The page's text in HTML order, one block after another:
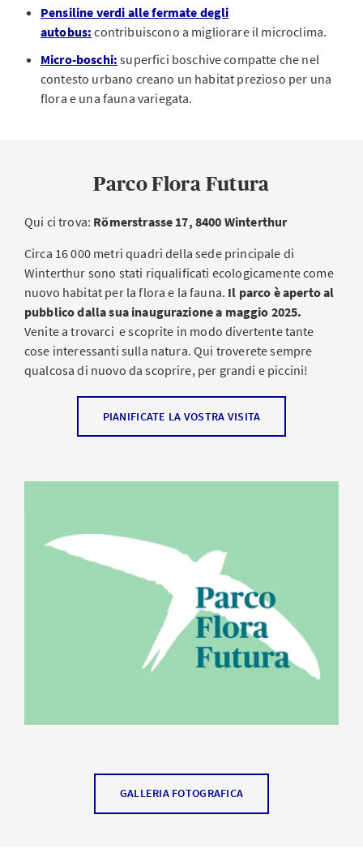
Pensiline verdi alle fermate degli
autobus: contribuiscono a migliorare il microclima.
Micro-boschi: superfici boschive compatte che nel
contesto urbano creano un habitat prezioso per una
flora e una fauna variegata.
Parco Flora Futura
Qui ci trova: Römerstrasse 17, 8400 Winterthur
Circa 16 000 metri quadri della sede principale di
Winterthur sono stati riqualificati ecologicamente come
nuovo habitat per la flora e la fauna. Il parco è aperto al
pubblico dalla sua inaugurazione a maggio 2025.
Venite a trovarci e scoprite in modo divertente tante
cose interessanti sulla natura. Qui troverete sempre
qualcosa di nuovo da scoprire, per grandi e piccini!
Un cordiale benvenuto nel Parco Flora
Futura!
Scoprire, stupirsi, rilassarsi:nel Parco Flora Futura
analogica o digitale con la web app interattiva: 13
postazioni diverse vi farannoconoscere la varietà della
Potrete così scoprire non solo utili nozioni, ma
anche consigli pratici per contribuire attivamente in
prima persona a promuovere la biodiversità. Ideale per
persone curiose, famiglie e per chi desidera riscoprire la
natura con nuovi occhi.
PIANIFICATE LA VOSTRA VISITA
GALLERIA FOTOGRAFICA